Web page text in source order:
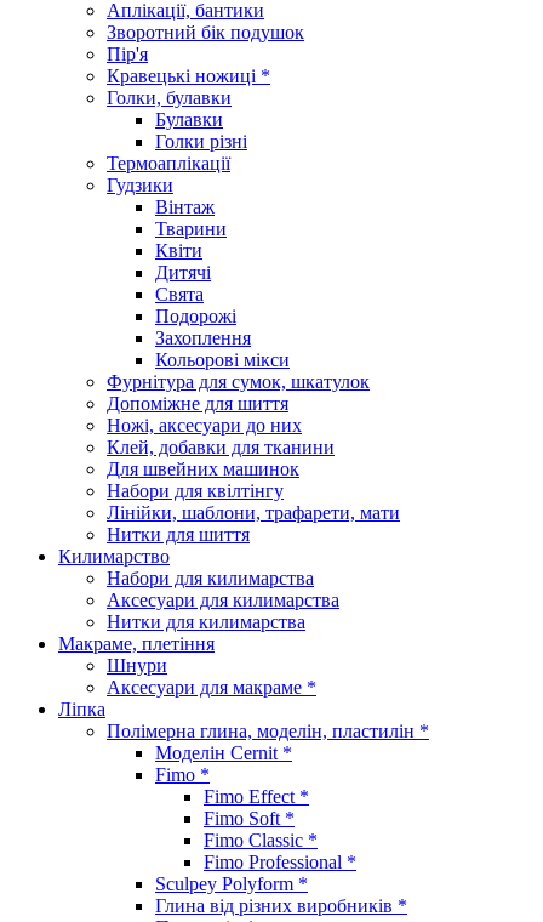
Аплікації, бантики
Зворотний бік подушок
Пір'я
Кравецькі ножиці *
Голки, булавки
Булавки
Голки різні
Термоаплікації
Гудзики
Вінтаж
Тварини
Квіти
Дитячі
Свята
Подорожі
Захоплення
Кольорові мікси
Фурнітура для сумок, шкатулок
Допоміжне для шиття
Ножі, аксесуари до них
Клей, добавки для тканини
Для швейних машинок
Набори для квілтінгу
Лінійки, шаблони, трафарети, мати
Нитки для шиття
Килимарство
Набори для килимарства
Аксесуари для килимарства
Нитки для килимарства
Макраме, плетіння
Шнури
Аксесуари для макраме *
Ліпка
Полімерна глина, моделін, пластилін *
Моделін Cernit *
Fimo *
Fimo Effect *
Fimo Soft *
Fimo Classic *
Fimo Professional *
Sculpey Polyform *
Глина від різних виробників *